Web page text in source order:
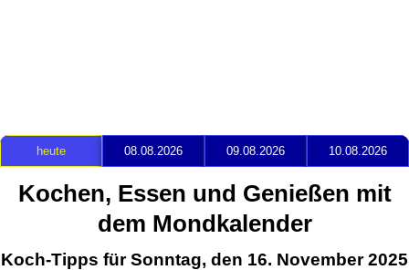
heute 08.08.2026 09.08.2026 10.08.2026
Kochen, Essen und Genießen mit
dem Mondkalender
Koch-Tipps für Sonntag, den 16. November 2025